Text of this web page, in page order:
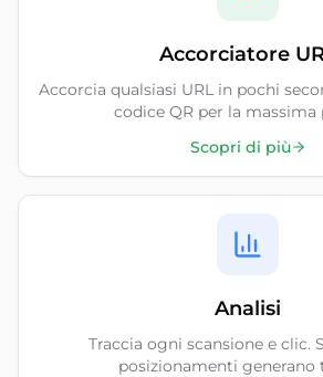
Accorciatore
Accorcia qualsiasi URL in pochi
codice QR per la massima
Scopri di più
Analisi
Traccia ogni scansione e clic.
posizionamenti generano